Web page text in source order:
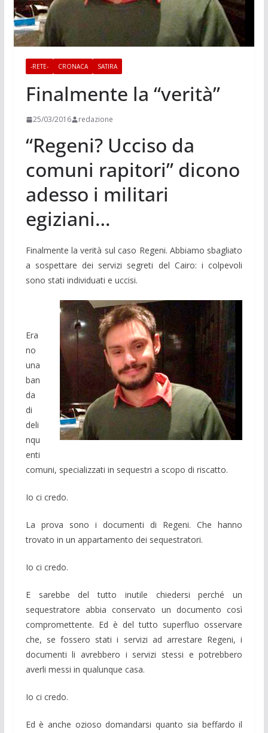
-RETE- CRONACA SATIRA
Finalmente la “verità”
25/03/2016 redazione
“Regeni? Ucciso da
comuni rapitori” dicono
adesso i militari
egiziani…
Finalmente la verità sul caso Regeni. Abbiamo sbagliato
a sospettare dei servizi segreti del Cairo: i colpevoli
sono stati individuati e uccisi.
Era
no
una
ban
da
di
deli
nqu
enti
comuni, specializzati in sequestri a scopo di riscatto.
Io ci credo.
La prova sono i documenti di Regeni. Che hanno
trovato in un appartamento dei sequestratori.
Io ci credo.
E sarebbe del tutto inutile chiedersi perché un
sequestratore abbia conservato un documento così
compromettente. Ed è del tutto superfluo osservare
che, se fossero stati i servizi ad arrestare Regeni, i
documenti li avrebbero i servizi stessi e potrebbero
averli messi in qualunque casa.
Io ci credo.
Ed è anche ozioso domandarsi quanto sia beffardo il